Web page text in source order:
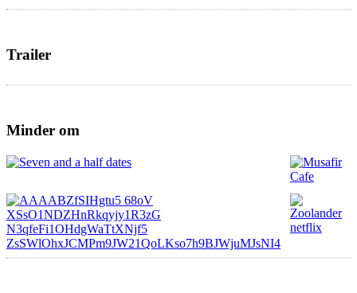
Trailer
Minder om